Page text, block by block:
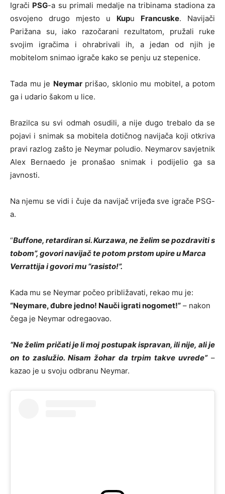
Igrači PSG-a su primali medalje na tribinama stadiona za
osvojeno drugo mjesto u Kupu Francuske. Navijači
Parižana su, iako razočarani rezultatom, pružali ruke
svojim igračima i ohrabrivali ih, a jedan od njih je
mobitelom snimao igrače kako se penju uz stepenice.
Tada mu je Neymarprišao, sklonio mu mobitel, a potom
ga i udario šakom u lice.
Brazilca su svi odmah osudili, a nije dugo trebalo da se
pojavi i snimak sa mobitela dotičnog navijača koji otkriva
pravi razlog zašto je Neymar poludio. Neymarov savjetnik
Alex Bernaedo je pronašao snimak i podijelio ga sa
javnosti.
Na njemu se vidi i čuje da navijač vrijeđa sve igrače PSG-
a.
“Buffone, retardiran si. Kurzawa, ne želim se pozdraviti s
tobom”, govori navijač te potom prstom upire u Marca
Verrattija i govori mu “rasisto!”.
Kada mu se Neymar počeo približavati, rekao mu je:
“Neymare, đubre jedno! Nauči igrati nogomet!” – nakon
čega je Neymar odregaovao.
“Ne želim pričati je li moj postupak ispravan, ili nije, ali je
on to zaslužio. Nisam žohar da trpim takve uvrede” –
kazao je u svoju odbranu Neymar.